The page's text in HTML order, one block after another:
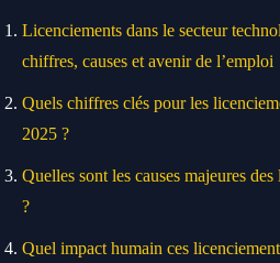
Licenciements dans le secteur
chiffres, causes et avenir de l’emploi
Quels chiffres clés pour les
2025 ?
Quelles sont les causes majeures
?
Quel impact humain ces